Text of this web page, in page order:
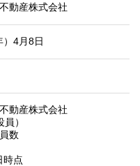
動産株式会社
）4月8日
動産株式会社
）
数
時点